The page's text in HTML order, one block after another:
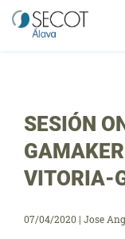
contenido
SESIÓN
VITORIA-
07/04/2020 | Jose